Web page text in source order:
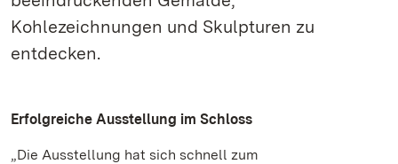
Kohlezeichnungen und Skulpturen zu
entdecken.
Erfolgreiche Ausstellung im Schloss
„Die Ausstellung hat sich schnell zum